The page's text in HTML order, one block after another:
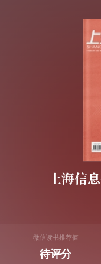
上海信
微信读书推荐值
待评分